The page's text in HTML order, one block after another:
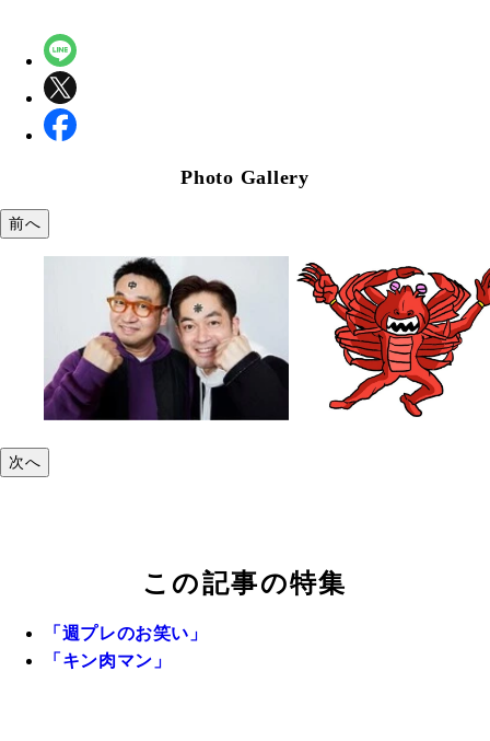
Photo Gallery
前へ
次へ
この記事の特集
「週プレのお笑い」
「キン肉マン」